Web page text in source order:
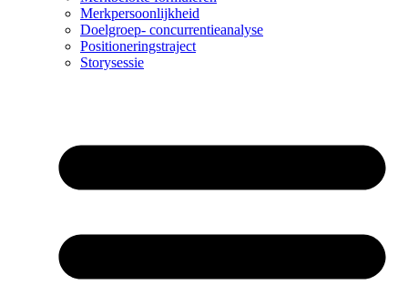
Merkpersoonlijkheid
Doelgroep- concurrentieanalyse
Positioneringstraject
Storysessie